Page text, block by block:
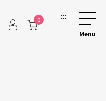
0 :::